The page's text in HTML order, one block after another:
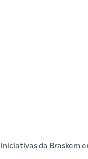
da Braskem